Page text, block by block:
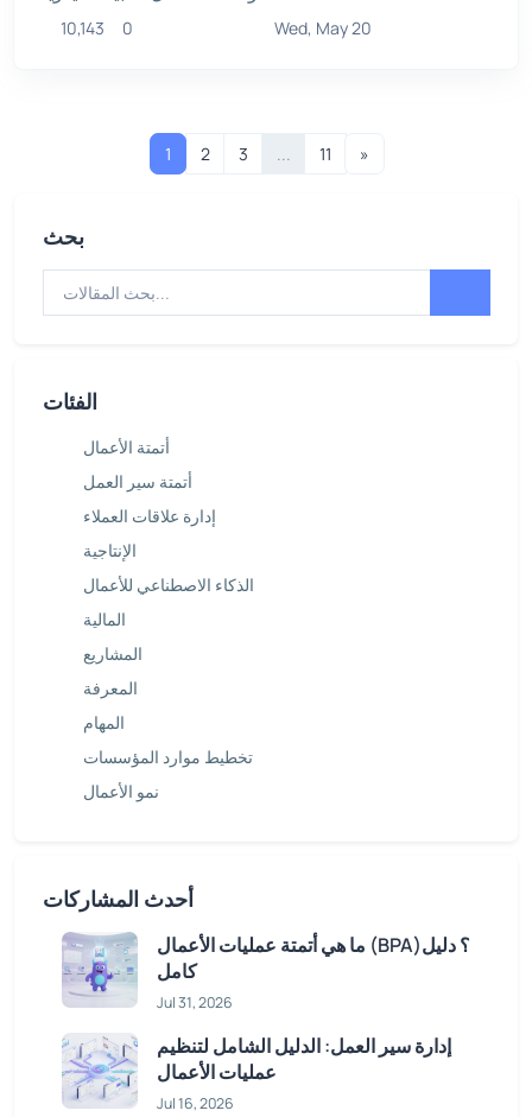
10,143 0 Wed, May 20
1 2 3 ... 11 »
بحث
الفئات
أتمتة الأعمال
أتمتة سير العمل
إدارة علاقات العملاء
الإنتاجية
الذكاء الاصطناعي للأعمال
المالية
المشاريع
المعرفة
المهام
تخطيط موارد المؤسسات
نمو الأعمال
أحدث المشاركات
ما هي أتمتة عمليات الأعمال (BPA)؟ دليل
كامل
Jul 31, 2026
إدارة سير العمل: الدليل الشامل لتنظيم
عمليات الأعمال
Jul 16, 2026